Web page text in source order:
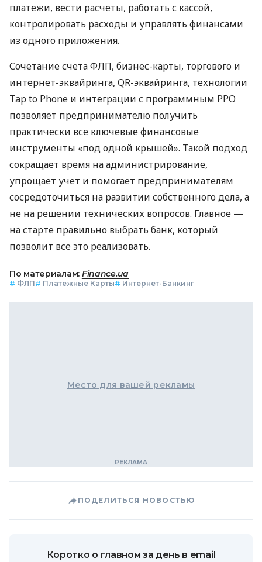
платежи, вести расчеты, работать с кассой,
контролировать расходы и управлять финансами
из одного приложения.
Сочетание счета ФЛП, бизнес-карты, торгового и
интернет-эквайринга, QR-эквайринга, технологии
Tap to Phone и интеграции с программным РРО
позволяет предпринимателю получить
практически все ключевые финансовые
инструменты «под одной крышей». Такой подход
сокращает время на администрирование,
упрощает учет и помогает предпринимателям
сосредоточиться на развитии собственного дела, а
не на решении технических вопросов. Главное —
на старте правильно выбрать банк, который
позволит все это реализовать.
По материалам: Finance.ua
# ФЛП# Платежные Карты# Интернет-Банкинг
Место для вашей рекламы
ПОДЕЛИТЬСЯ НОВОСТЬЮ
Коротко о главном за день в email